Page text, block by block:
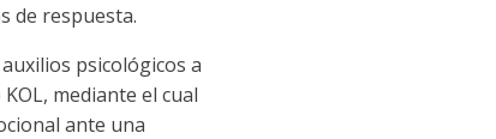
de respuesta.
psicológicos a
mediante el cual
ante una